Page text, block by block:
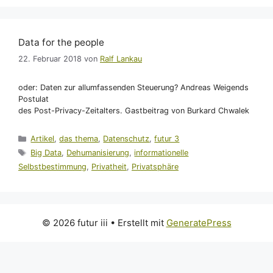
Data for the people
22. Februar 2018 von Ralf Lankau
oder: Daten zur allumfassenden Steuerung? Andreas Weigends
Postulat
des Post-Privacy-Zeitalters. Gastbeitrag von Burkard Chwalek
Kategorien
Artikel,das thema, Datenschutz,futur 3
Schlagwörter
Big Data, Dehumanisierung,informationelle
Selbstbestimmung, Privatheit, Privatsphäre
© 2026 futur iii • Erstellt mit GeneratePress